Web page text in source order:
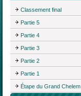
Classement final
Partie 5
Partie 4
Partie 3
Partie 2
Partie 1
Étape du Grand Chelem